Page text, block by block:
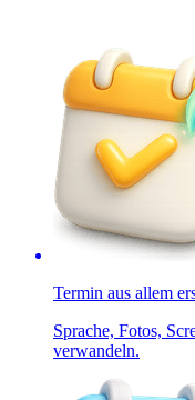
Termin aus allem
Sprache, Fotos,
verwandeln.